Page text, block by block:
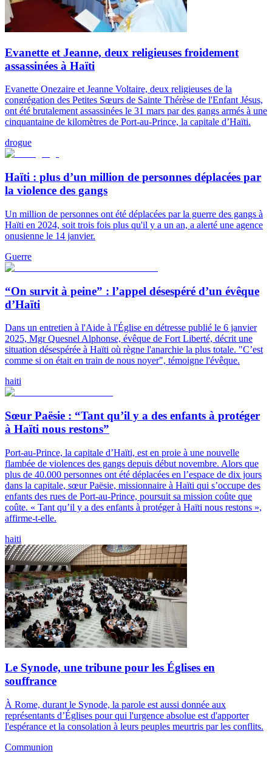
Evanette et Jeanne, deux religieuses froidement
assassinées à Haïti
Evanette Onezaire et Jeanne Voltaire, deux religieuses de la
congrégation des Petites Sœurs de Sainte Thérèse de l'Enfant Jésus,
ont été brutalement assassinées le 31 mars par des gangs armés à une
cinquantaine de kilomètres de Port-au-Prince, la capitale d’Haïti.
drogue
Haïti : plus d’un million de personnes déplacées par
la violence des gangs
Un million de personnes ont été déplacées par la guerre des gangs à
Haïti en 2024, soit trois fois plus qu'il y a un an, a alerté une agence
onusienne le 14 janvier.
Guerre
“On survit à peine” : l’appel désespéré d’un évêque
d’Haïti
Dans un entretien à l'Aide à l'Église en détresse publié le 6 janvier
2025, Mgr Quesnel Alphonse, évêque de Fort Liberté, décrit une
situation désespérée à Haïti où règne l'anarchie la plus totale. "C’est
comme si on était en train de nous noyer", témoigne l'évêque.
haiti
Sœur Paësie : “Tant qu’il y a des enfants à protéger
à Haïti nous restons”
Port-au-Prince, la capitale d’Haïti, est en proie à une nouvelle
flambée de violences des gangs depuis début novembre. Alors que
plus de 40.000 personnes ont été déplacées en l’espace de dix jours
dans la capitale, sœur Paësie, missionnaire à Haïti qui s’occupe des
enfants des rues de Port-au-Prince, poursuit sa mission coûte que
coûte. « Tant qu’il y a des enfants à protéger à Haïti nous restons »,
affirme-t-elle.
haiti
Le Synode, une tribune pour les Églises en
souffrance
À Rome, durant le Synode, la parole est aussi donnée aux
représentants d’Églises pour qui l'urgence absolue est d'apporter
l'espérance et la consolation à leurs peuples meurtris par les conflits.
Communion